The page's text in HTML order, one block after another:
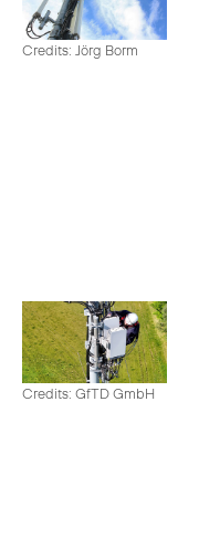
Credits: Jörg Borm
Credits: GfTD GmbH